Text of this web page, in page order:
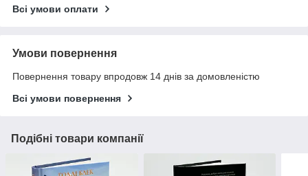
Всі умови оплати
Умови повернення
Повернення товару впродовж 14 днів за домовленістю
Всі умови повернення
Подібні товари компанії